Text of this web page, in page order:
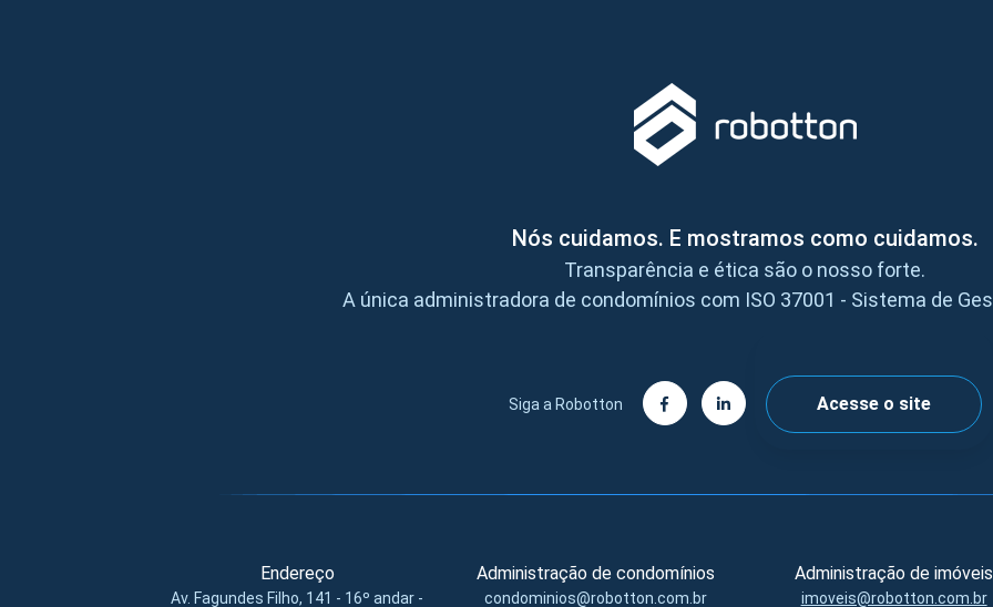
Nós cuidamos. E mostramos como cuidamos.
Transparência e ética são o nosso forte.
A única administradora de condomínios com ISO 37001 - Sistema de
Siga a Robotton Acesse o site
Endereço
Av. Fagundes Filho, 141 - 16º andar -
Administração de condomínios
condominios@robotton.com.br
Administração de imóveis
imoveis@robotton.com.br